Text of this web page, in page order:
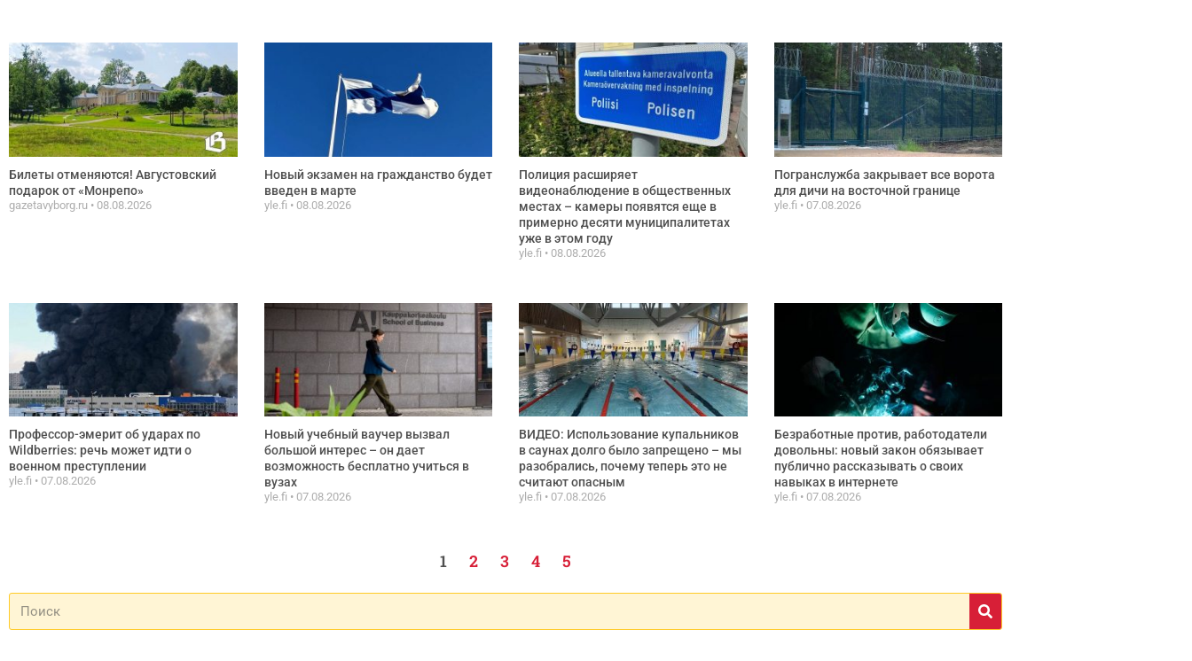
Билеты отменяются! Августовский
подарок от «Монрепо»
gazetavyborg.ru 08.08.2026
Новый экзамен на гражданство будет
введен в марте
yle.fi 08.08.2026
Полиция расширяет
видеонаблюдение в общественных
местах – камеры появятся еще в
примерно десяти муниципалитетах
уже в этом году
yle.fi 08.08.2026
Погранслужба закрывает все ворота
для дичи на восточной границе
yle.fi 07.08.2026
Профессор-эмерит об ударах по
Wildberries: речь может идти о
военном преступлении
yle.fi 07.08.2026
Новый учебный ваучер вызвал
большой интерес – он дает
возможность бесплатно учиться в
вузах
yle.fi 07.08.2026
ВИДЕО: Использование купальников
в саунах долго было запрещено – мы
разобрались, почему теперь это не
считают опасным
yle.fi 07.08.2026
Безработные против, работодатели
довольны: новый закон обязывает
публично рассказывать о своих
навыках в интернете
yle.fi 07.08.2026
1 2 3 4 5